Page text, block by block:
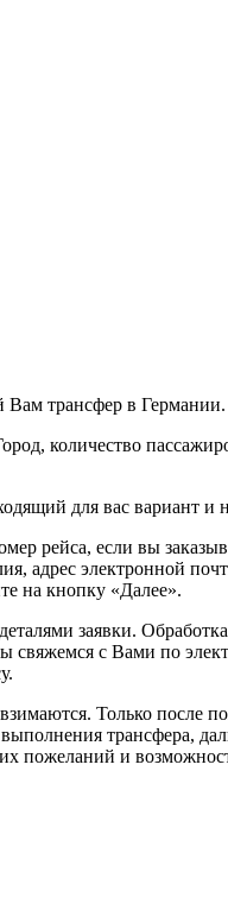
Вам трансфер в Германии.
количество
для вас вариант и
рейса, если вы
адрес электронной
на кнопку «Далее».
заявки.
свяжемся с Вами по
Только после
трансфера,
пожеланий и